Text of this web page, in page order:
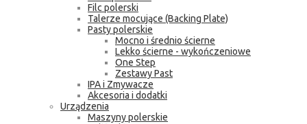
Filc polerski
Talerze mocujące (Backing Plate)
Pasty polerskie
Mocno i średnio ścierne
Lekko ścierne - wykończeniowe
One Step
Zestawy Past
IPA i Zmywacze
Akcesoria i dodatki
Urządzenia
Maszyny polerskie